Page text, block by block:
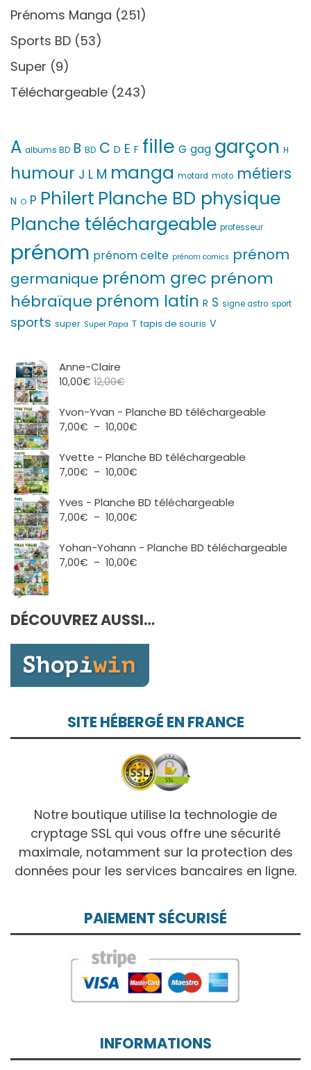
Prénoms Manga (251)
Sports BD (53)
Super (9)
Téléchargeable (243)
A albums BD B BD C D E F fille G gag garçon H
humour J L M manga motard moto métiers
N O P Philert Planche BD physique
Planche téléchargeable professeur
prénom prénom celte prénom comics prénom
germanique prénom grec prénom
hébraïque prénom latin R S signe astro sport
sports super Super Papa T tapis de souris V
Anne-Claire
10,00€ 12,00€
Yvon-Yvan - Planche BD téléchargeable
7,00€ – 10,00€
prix :
10,00€
Yvette - Planche BD téléchargeable
7,00€ – 10,00€
prix :
10,00€
Yves - Planche BD téléchargeable
7,00€ – 10,00€
prix :
Yohan-Yohann - Planche BD téléchargeable
7,00€ – 10,00€
à
DÉCOUVREZ AUSSI…
SITE HÉBERGÉ EN FRANCE
Notre boutique utilise la technologie de
cryptage SSL qui vous offre une sécurité
maximale, notamment sur la protection des
données pour les services bancaires en ligne.
PAIEMENT SÉCURISÉ
INFORMATIONS